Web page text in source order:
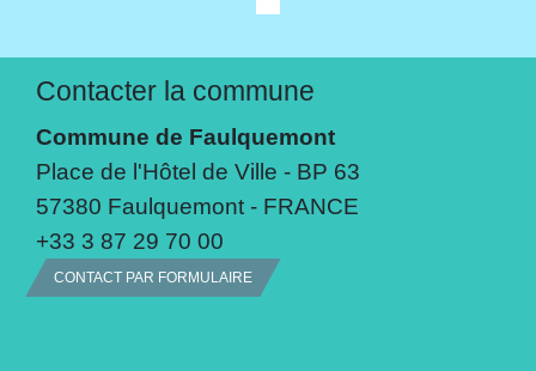
Contacter la commune
Commune de Faulquemont
Place de l'Hôtel de Ville - BP 63
57380 Faulquemont - FRANCE
+33 3 87 29 70 00
CONTACT PAR FORMULAIRE